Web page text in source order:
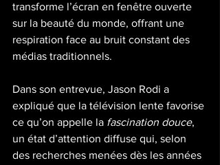
transforme l’écran en fenêtre ouverte
sur la beauté du monde, offrant une
respiration face au bruit constant des
médias traditionnels.
Dans son entrevue, Jason Rodi a
expliqué que la télévision lente favorise
ce qu’on appelle la fascination douce,
un état d’attention diffuse qui, selon
des recherches menées dès les années